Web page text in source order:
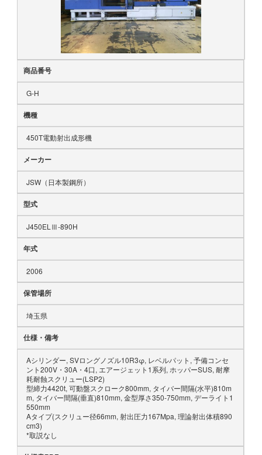
商品番号
G-H
機種
450T電動射出成形機
メーカー
JSW（日本製鋼所）
型式
J450ELⅢ-890H
年式
2006
保管場所
埼玉県
仕様・備考
Aシリンダー, SVロングノズル10R3φ, レベルパット, 予備コンセ
ント200V・30A・4口, エアージェット1系列, ホッパーSUS, 耐摩
耗耐蝕スクリュー(LSP2)
型締力4420t, 可動盤スクローク800mm, タイバー間隔(水平)810m
m, タイバー間隔(垂直)810mm, 金型厚さ350-750mm, デーライト1
550mm
Aタイプ(スクリュー径66mm, 射出圧力167Mpa, 理論射出体積890
cm3)
*取説なし